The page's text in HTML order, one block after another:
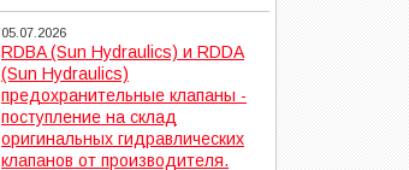
05.07.2026
RDBA (Sun Hydraulics) и RDDA
(Sun Hydraulics)
предохранительные клапаны -
поступление на склад
оригинальных гидравлических
клапанов от производителя.